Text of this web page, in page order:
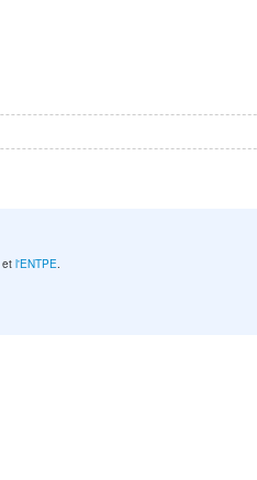
etl'ENTPE.